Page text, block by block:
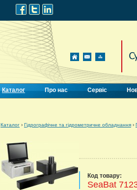
Каталог Про нас Сервіс
Каталог › Гідрографічне та гідрометричне обладнання ›
Код товару:
SeaBat